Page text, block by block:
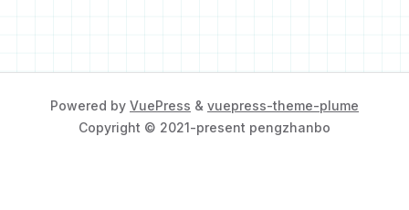
Powered by VuePress & vuepress-theme-plume
Copyright © 2021-present pengzhanbo